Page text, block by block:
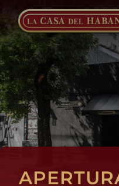
al
contenido
Franquicias
Productos
Noticias
Quienes Somos